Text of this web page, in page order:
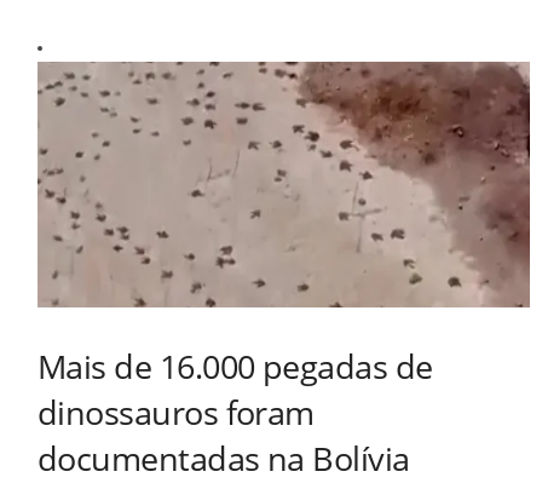
Mais de 16.000 pegadas de
dinossauros foram
documentadas na Bolívia